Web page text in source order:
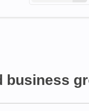
business